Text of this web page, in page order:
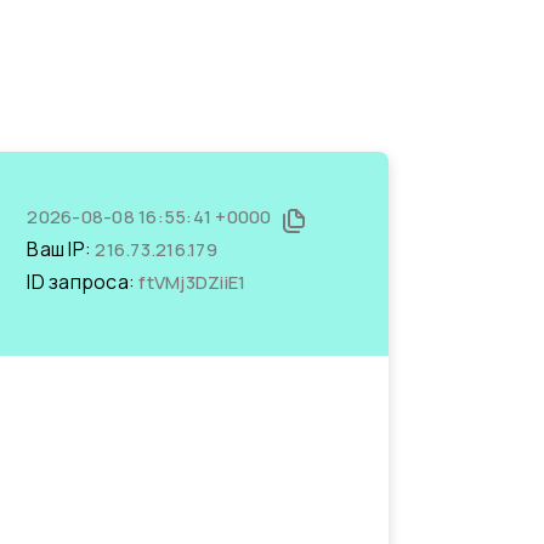
2026-08-08 16:55:41 +0000
Ваш IP:216.73.216.179
ID запроса:ftVMj3DZiiE1